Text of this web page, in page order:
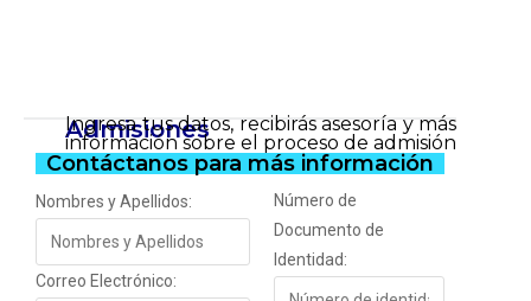
Admisiones
Ingresa tus datos, recibirás asesoría y más
información sobre el proceso de admisión
Contáctanos para más información
Nombres y Apellidos:
Correo Electrónico:
Número de
Documento de
Identidad: